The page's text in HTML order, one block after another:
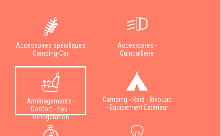
Accessoires spécifiques
Camping-Car
Accessoires -
Quincaillerie
Aménagements -
Confort - Eau -
Réfrigération
Camping - Raid - Bivouac
- Equipement Extérieur